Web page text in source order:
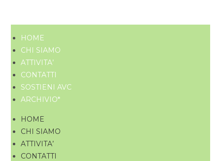
HOME
CHI SIAMO
ATTIVITA’
CONTATTI
SOSTIENI AVC
ARCHIVIO*
HOME
CHI SIAMO
ATTIVITA’
CONTATTI